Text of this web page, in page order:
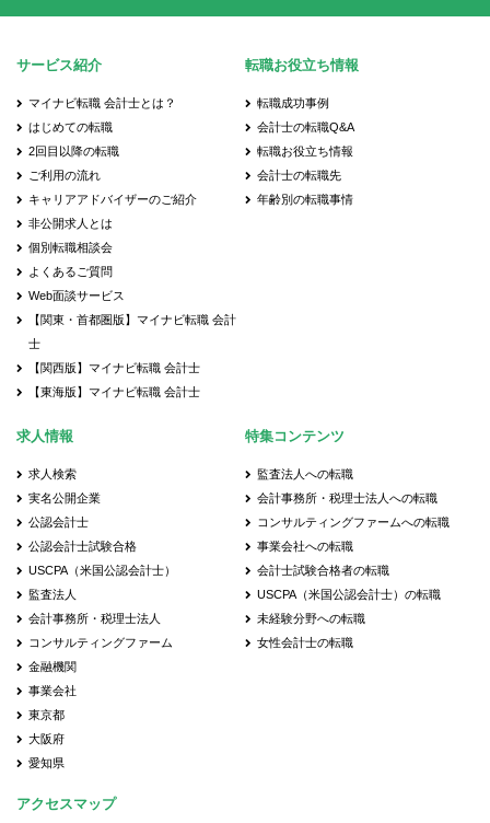
サービス紹介
マイナビ転職 会計士とは？
はじめての転職
2回目以降の転職
ご利用の流れ
キャリアアドバイザーのご紹介
非公開求人とは
個別転職相談会
よくあるご質問
Web面談サービス
【関東・首都圏版】マイナビ転職 会計
士
【関西版】マイナビ転職 会計士
【東海版】マイナビ転職 会計士
転職お役立ち情報
転職成功事例
会計士の転職Q&A
転職お役立ち情報
会計士の転職先
年齢別の転職事情
求人情報
求人検索
実名公開企業
公認会計士
公認会計士試験合格
USCPA（米国公認会計士）
監査法人
会計事務所・税理士法人
コンサルティングファーム
金融機関
事業会社
東京都
大阪府
愛知県
特集コンテンツ
監査法人への転職
会計事務所・税理士法人への転職
コンサルティングファームへの転職
事業会社への転職
会計士試験合格者の転職
USCPA（米国公認会計士）の転職
未経験分野への転職
女性会計士の転職
アクセスマップ